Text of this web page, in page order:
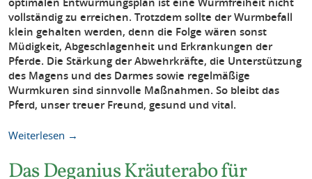
vollständig zu erreichen. Trotzdem sollte der Wurmbefall
klein gehalten werden, denn die Folge wären sonst
Müdigkeit, Abgeschlagenheit und Erkrankungen der
Pferde. Die Stärkung der Abwehrkräfte, die Unterstützung
des Magens und des Darmes sowie regelmäßige
Wurmkuren sind sinnvolle Maßnahmen. So bleibt das
Pferd, unser treuer Freund, gesund und vital.
Weiterlesen →
Das Deganius Kräuterabo für